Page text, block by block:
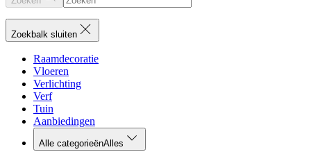
Zoekbalk sluiten
Raamdecoratie
Vloeren
Verlichting
Verf
Tuin
Aanbiedingen
Alle categorieënAlles